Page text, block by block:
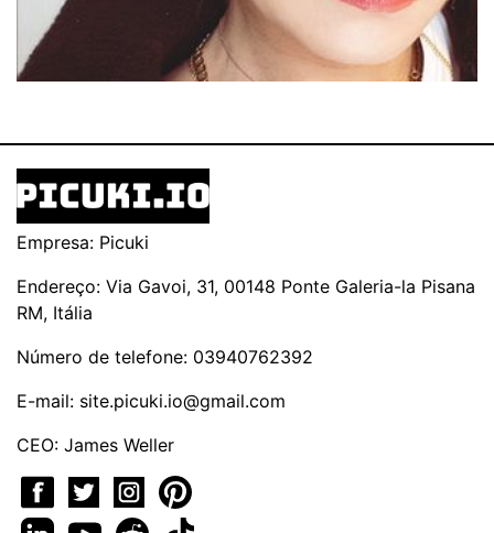
Empresa: Picuki
Endereço: Via Gavoi, 31, 00148 Ponte Galeria-la Pisana
RM, Itália
Número de telefone: 03940762392
E-mail: site.picuki.io@gmail.com
CEO: James Weller